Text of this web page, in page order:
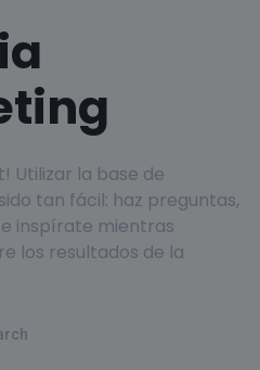
Utilizar la base de
tan fácil: haz preguntas,
inspírate mientras
los resultados de la